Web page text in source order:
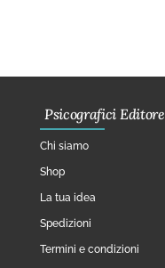
Psicografici Editore
Chi siamo
Shop
La tua idea
Spedizioni
Termini e condizioni